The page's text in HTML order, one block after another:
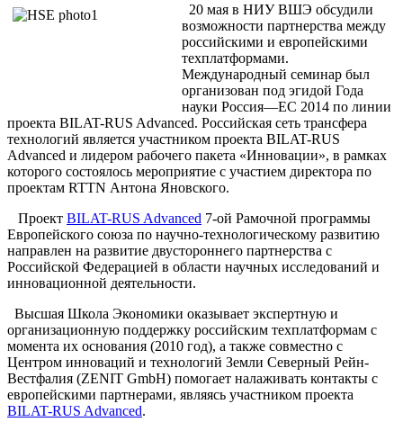
20 мая в НИУ ВШЭ обсудили
возможности партнерства между
российскими и европейскими
техплатформами.
Международный семинар был
организован под эгидой Года
науки Россия—ЕС 2014 по линии
проекта BILAT-RUS Advanced. Российская сеть трансфера
технологий является участником проекта BILAT-RUS
Advanced и лидером рабочего пакета «Инновации», в рамках
которого состоялось мероприятие с участием директора по
проектам RTTN Антона Яновского.
Проект BILAT-RUS Advanced 7-ой Рамочной программы
Европейского союза по научно-технологическому развитию
направлен на развитие двустороннего партнерства с
Российской Федерацией в области научных исследований и
инновационной деятельности.
Высшая Школа Экономики оказывает экспертную и
организационную поддержку российским техплатформам с
момента их основания (2010 год), а также совместно с
Центром инноваций и технологий Земли Северный Рейн-
Вестфалия (ZENIT GmbH) помогает налаживать контакты с
европейскими партнерами, являясь участником проекта
BILAT-RUS Advanced.